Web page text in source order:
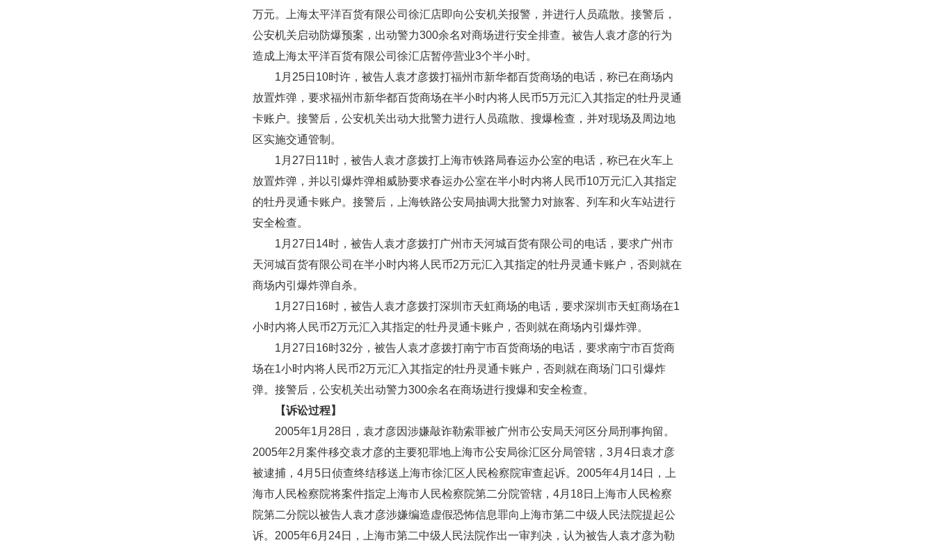
万元。上海太平洋百货有限公司徐汇店即向公安机关报警，并进行人员疏散。接警后，
公安机关启动防爆预案，出动警力300余名对商场进行安全排查。被告人袁才彦的行为
造成上海太平洋百货有限公司徐汇店暂停营业3个半小时。
1月25日10时许，被告人袁才彦拨打福州市新华都百货商场的电话，称已在商场内
放置炸弹，要求福州市新华都百货商场在半小时内将人民币5万元汇入其指定的牡丹灵通
卡账户。接警后，公安机关出动大批警力进行人员疏散、搜爆检查，并对现场及周边地
区实施交通管制。
1月27日11时，被告人袁才彦拨打上海市铁路局春运办公室的电话，称已在火车上
放置炸弹，并以引爆炸弹相威胁要求春运办公室在半小时内将人民币10万元汇入其指定
的牡丹灵通卡账户。接警后，上海铁路公安局抽调大批警力对旅客、列车和火车站进行
安全检查。
1月27日14时，被告人袁才彦拨打广州市天河城百货有限公司的电话，要求广州市
天河城百货有限公司在半小时内将人民币2万元汇入其指定的牡丹灵通卡账户，否则就在
商场内引爆炸弹自杀。
1月27日16时，被告人袁才彦拨打深圳市天虹商场的电话，要求深圳市天虹商场在1
小时内将人民币2万元汇入其指定的牡丹灵通卡账户，否则就在商场内引爆炸弹。
1月27日16时32分，被告人袁才彦拨打南宁市百货商场的电话，要求南宁市百货商
场在1小时内将人民币2万元汇入其指定的牡丹灵通卡账户，否则就在商场门口引爆炸
弹。接警后，公安机关出动警力300余名在商场进行搜爆和安全检查。
【诉讼过程】
2005年1月28日，袁才彦因涉嫌敲诈勒索罪被广州市公安局天河区分局刑事拘留。
2005年2月案件移交袁才彦的主要犯罪地上海市公安局徐汇区分局管辖，3月4日袁才彦
被逮捕，4月5日侦查终结移送上海市徐汇区人民检察院审查起诉。2005年4月14日，上
海市人民检察院将案件指定上海市人民检察院第二分院管辖，4月18日上海市人民检察
院第二分院以被告人袁才彦涉嫌编造虚假恐怖信息罪向上海市第二中级人民法院提起公
诉。2005年6月24日，上海市第二中级人民法院作出一审判决，认为被告人袁才彦为勒